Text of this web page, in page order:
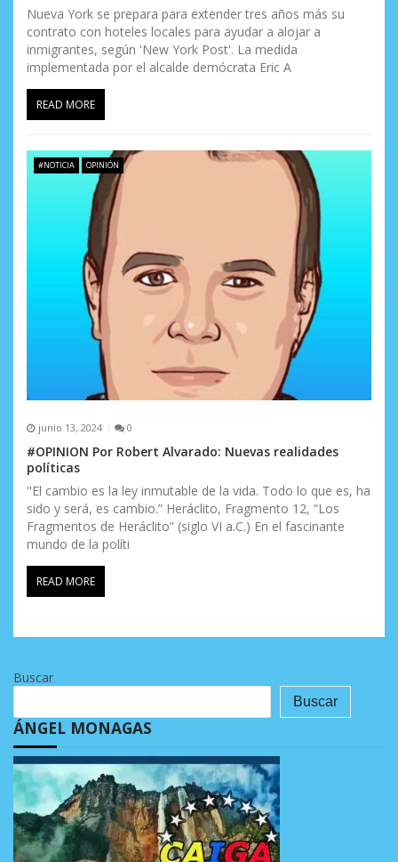
Nueva York se prepara para extender tres años más su
contrato con hoteles locales para ayudar a alojar a
inmigrantes, según 'New York Post'. La medida
implementada por el alcalde demócrata Eric A
READ MORE
#NOTICIA OPINIÓN
junio 13, 2024 0
#OPINION Por Robert Alvarado: Nuevas realidades
políticas
"El cambio es la ley inmutable de la vida. Todo lo que es, ha
sido y será, es cambio.” Heráclito, Fragmento 12, “Los
Fragmentos de Heráclito” (siglo VI a.C.) En el fascinante
mundo de la políti
READ MORE
Buscar
Buscar
ÁNGEL MONAGAS